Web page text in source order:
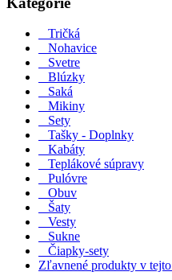
Tričká
Nohavice
Svetre
Blúzky
Saká
Mikiny
Sety
Tašky - Doplnky
Kabáty
Teplákové súpravy
Pulóvre
Obuv
Šaty
Vesty
Sukne
Čiapky-sety
Zľavnené produkty v